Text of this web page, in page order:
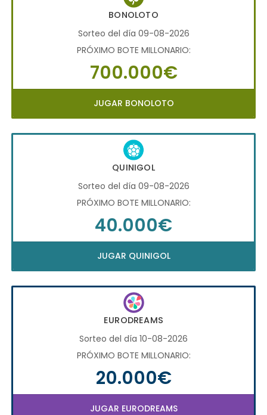
BONOLOTO
Sorteo del día 09-08-2026
PRÓXIMO BOTE MILLONARIO:
700.000€
JUGAR BONOLOTO
QUINIGOL
Sorteo del día 09-08-2026
PRÓXIMO BOTE MILLONARIO:
40.000€
JUGAR QUINIGOL
EURODREAMS
Sorteo del día 10-08-2026
PRÓXIMO BOTE MILLONARIO:
20.000€
JUGAR EURODREAMS